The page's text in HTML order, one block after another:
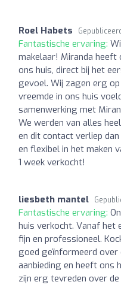
Roel Habets
Fantastische ervaring:
makelaar! Miranda heeft
ons huis, direct bij het
gevoel. Wij zagen erg
vreemde in ons huis
samenwerking met
We werden van alles
en dit contact verliep
en flexibel in het maken
1 week verkocht!
liesbeth mantel
Fantastische ervaring:
huis verkocht. Vanaf
fijn en professioneel.
goed geïnformeerd over
aanbieding en heeft ons
zijn erg tevreden over